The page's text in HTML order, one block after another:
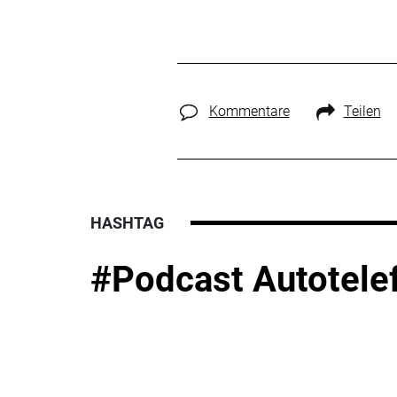
Kommentare Teilen
HASHTAG
#Podcast